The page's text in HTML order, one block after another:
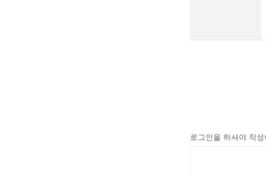
로그인을 하셔야 작